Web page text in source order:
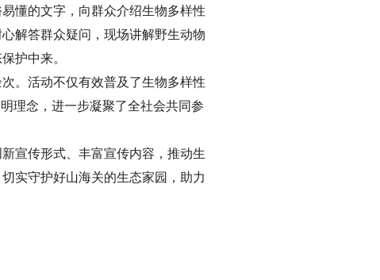
懂的文字，向群众介绍生物多样性
解答群众疑问，现场讲解野生动物
护中来。
。活动不仅有效普及了生物多样性
理念，进一步凝聚了全社会共同参
宣传形式、丰富宣传内容，推动生
实守护好山海关的生态家园，助力